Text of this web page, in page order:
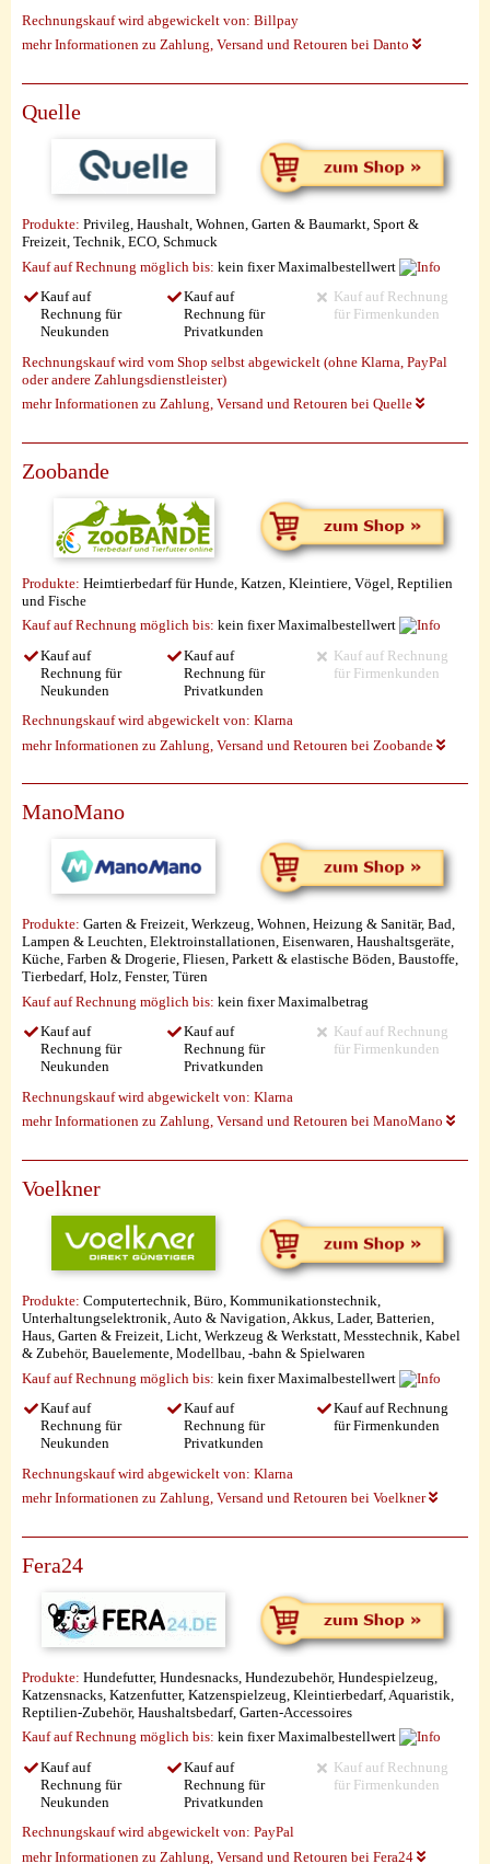
Rechnungskauf wird abgewickelt von: Billpay
mehr Informationen zu Zahlung, Versand und Retouren bei Danto
Quelle
Produkte: Privileg, Haushalt, Wohnen, Garten & Baumarkt, Sport &
Freizeit, Technik, ECO, Schmuck
Kauf auf Rechnung möglich bis: kein fixer Maximalbestellwert
Kauf auf
Rechnung für
Neukunden
Kauf auf
Rechnung für
Privatkunden
Kauf auf Rechnung
für Firmenkunden
Rechnungskauf wird vom Shop selbst abgewickelt (ohne Klarna, PayPal
oder andere Zahlungsdienstleister)
mehr Informationen zu Zahlung, Versand und Retouren bei Quelle
Zoobande
Produkte: Heimtierbedarf für Hunde, Katzen, Kleintiere, Vögel, Reptilien
und Fische
Kauf auf Rechnung möglich bis: kein fixer Maximalbestellwert
Kauf auf
Rechnung für
Neukunden
Kauf auf
Rechnung für
Privatkunden
Kauf auf Rechnung
für Firmenkunden
Rechnungskauf wird abgewickelt von: Klarna
mehr Informationen zu Zahlung, Versand und Retouren bei Zoobande
ManoMano
Produkte: Garten & Freizeit, Werkzeug, Wohnen, Heizung & Sanitär, Bad,
Lampen & Leuchten, Elektroinstallationen, Eisenwaren, Haushaltsgeräte,
Küche, Farben & Drogerie, Fliesen, Parkett & elastische Böden, Baustoffe,
Tierbedarf, Holz, Fenster, Türen
Kauf auf Rechnung möglich bis: kein fixer Maximalbetrag
Kauf auf
Rechnung für
Neukunden
Kauf auf
Rechnung für
Privatkunden
Kauf auf Rechnung
für Firmenkunden
Rechnungskauf wird abgewickelt von: Klarna
mehr Informationen zu Zahlung, Versand und Retouren bei ManoMano
Voelkner
Produkte: Computertechnik, Büro, Kommunikationstechnik,
Unterhaltungselektronik, Auto & Navigation, Akkus, Lader, Batterien,
Haus, Garten & Freizeit, Licht, Werkzeug & Werkstatt, Messtechnik, Kabel
& Zubehör, Bauelemente, Modellbau, -bahn & Spielwaren
Kauf auf Rechnung möglich bis: kein fixer Maximalbestellwert
Kauf auf
Rechnung für
Neukunden
Kauf auf
Rechnung für
Privatkunden
Kauf auf Rechnung
für Firmenkunden
Rechnungskauf wird abgewickelt von: Klarna
mehr Informationen zu Zahlung, Versand und Retouren bei Voelkner
Fera24
Produkte: Hundefutter, Hundesnacks, Hundezubehör, Hundespielzeug,
Katzensnacks, Katzenfutter, Katzenspielzeug, Kleintierbedarf, Aquaristik,
Reptilien-Zubehör, Haushaltsbedarf, Garten-Accessoires
Kauf auf Rechnung möglich bis: kein fixer Maximalbestellwert
Kauf auf
Rechnung für
Neukunden
Kauf auf
Rechnung für
Privatkunden
Kauf auf Rechnung
für Firmenkunden
Rechnungskauf wird abgewickelt von: PayPal
mehr Informationen zu Zahlung, Versand und Retouren bei Fera24